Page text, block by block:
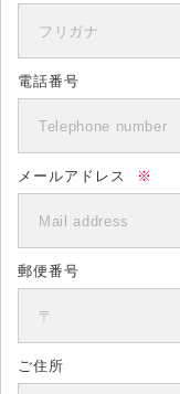
電話番号
メールアドレス ※
郵便番号
ご住所